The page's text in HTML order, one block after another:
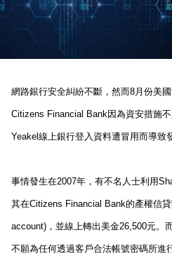
網路銀行安全糾紛不斷，然而8月份美
Citizens Financial Bank因為資安措施
Yeakel 線上銀行登入資料遭冒用而導致
事情發生在2007年，有不名人士利用
其在Citizens Financial Bank的產權信
account)，並線上轉出美金26,500元。
不願為任何透過客戶合法帳號密碼所進